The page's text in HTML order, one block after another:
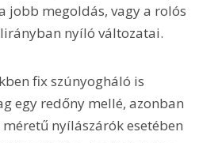
jobb megoldás, vagy a rolós
nyíló változatai.
fix szúnyogháló is
egy redőny mellé, azonban
nyílászárók esetében